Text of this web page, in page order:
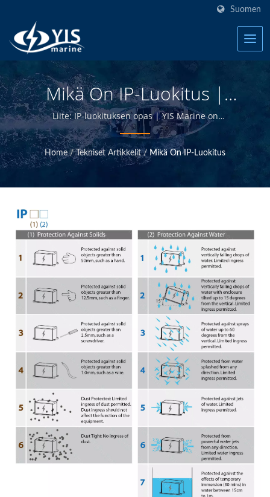
Suomen
Mikä On IP-Luokitus |
Merituotesarjan
Kytkinpaneelit, Sulakkeet,
Katkaisijat Valmistaja | YIS
Marine
Liite: IP-luokituksen opas | YIS Marine on
ammattimainen valmistaja, joka on omistautunut
korkealaatuisten merenkulun sähkö- ja
elektroniikkatuotteiden tarjoamiseen.
Suunnittelemalla ja valmistamalla tuotteet itse ja
pitämällä laadunvalvonnan Taiwanin pääkonttorissa,
Home / Tekniset Artikkelit / Mikä On IP-Luokitus